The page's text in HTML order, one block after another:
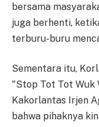
bersama
juga berhenti,
terburu-buru
Sementara itu,
"Stop Tot Tot Wuk
Kakorlantas Irjen
bahwa pihaknya